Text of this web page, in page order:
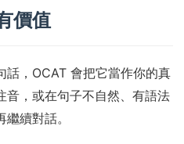
價值
話，OCAT 會把它當作你的真
音，或在句子不自然、有語法
續對話。